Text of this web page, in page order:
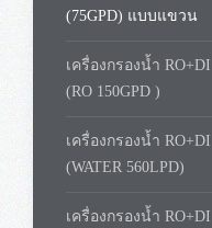
(75GPD) แบบแขวน
เครื่องกรองน้ำ RO+DI
(RO 150GPD )
เครื่องกรองน้ำ RO+DI
(WATER 560LPD)
เครื่องกรองน้ำ RO+DI